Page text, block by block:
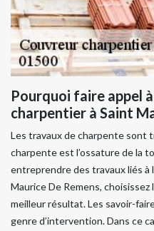
Pourquoi faire appel
charpentier à Saint
Les travaux de charpente sont
charpente est l’ossature de la
entreprendre des travaux liés
Maurice De Remens,
meilleur résultat. Les savoir-
genre d’intervention. Dans ce